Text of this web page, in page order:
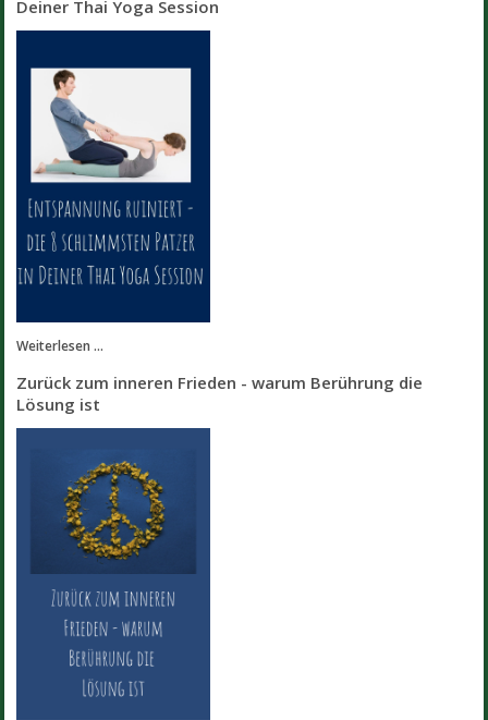
Deiner Thai Yoga Session
Weiterlesen ...
Zurück zum inneren Frieden - warum Berührung die
Lösung ist